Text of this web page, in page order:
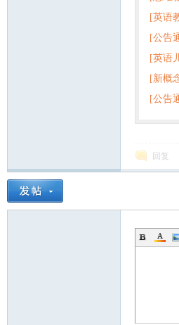
子版
[英语
版pdf
[公告
[英语
百度
[新概
[公告
回复